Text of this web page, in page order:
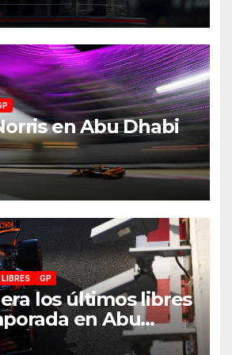
en Abu Dhabi
GP
los últimos libres
en Abu